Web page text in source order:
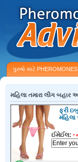
પુરુષો માટે PHEROMONES
મહિલા તમારા લીગ બહાર
ફ્રી
મહિલા
ઈમેઈલ: *